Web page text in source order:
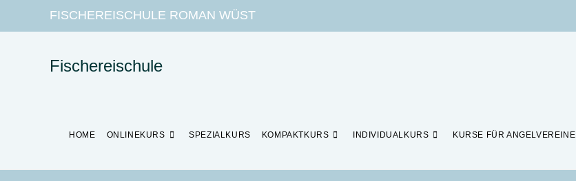
FISCHEREISCHULE ROMAN WÜST
Fischereischule
HOME ONLINEKURS SPEZIALKURS KOMPAKTKURS INDIVIDUALKURS KURSE FÜR ANGELVEREINE